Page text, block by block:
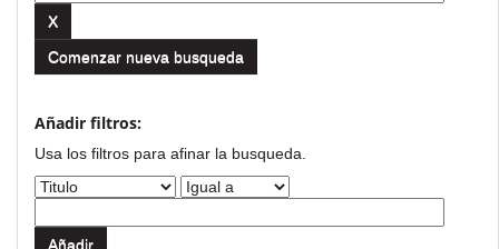
Comenzar nueva busqueda
Añadir filtros:
Usa los filtros para afinar la busqueda.